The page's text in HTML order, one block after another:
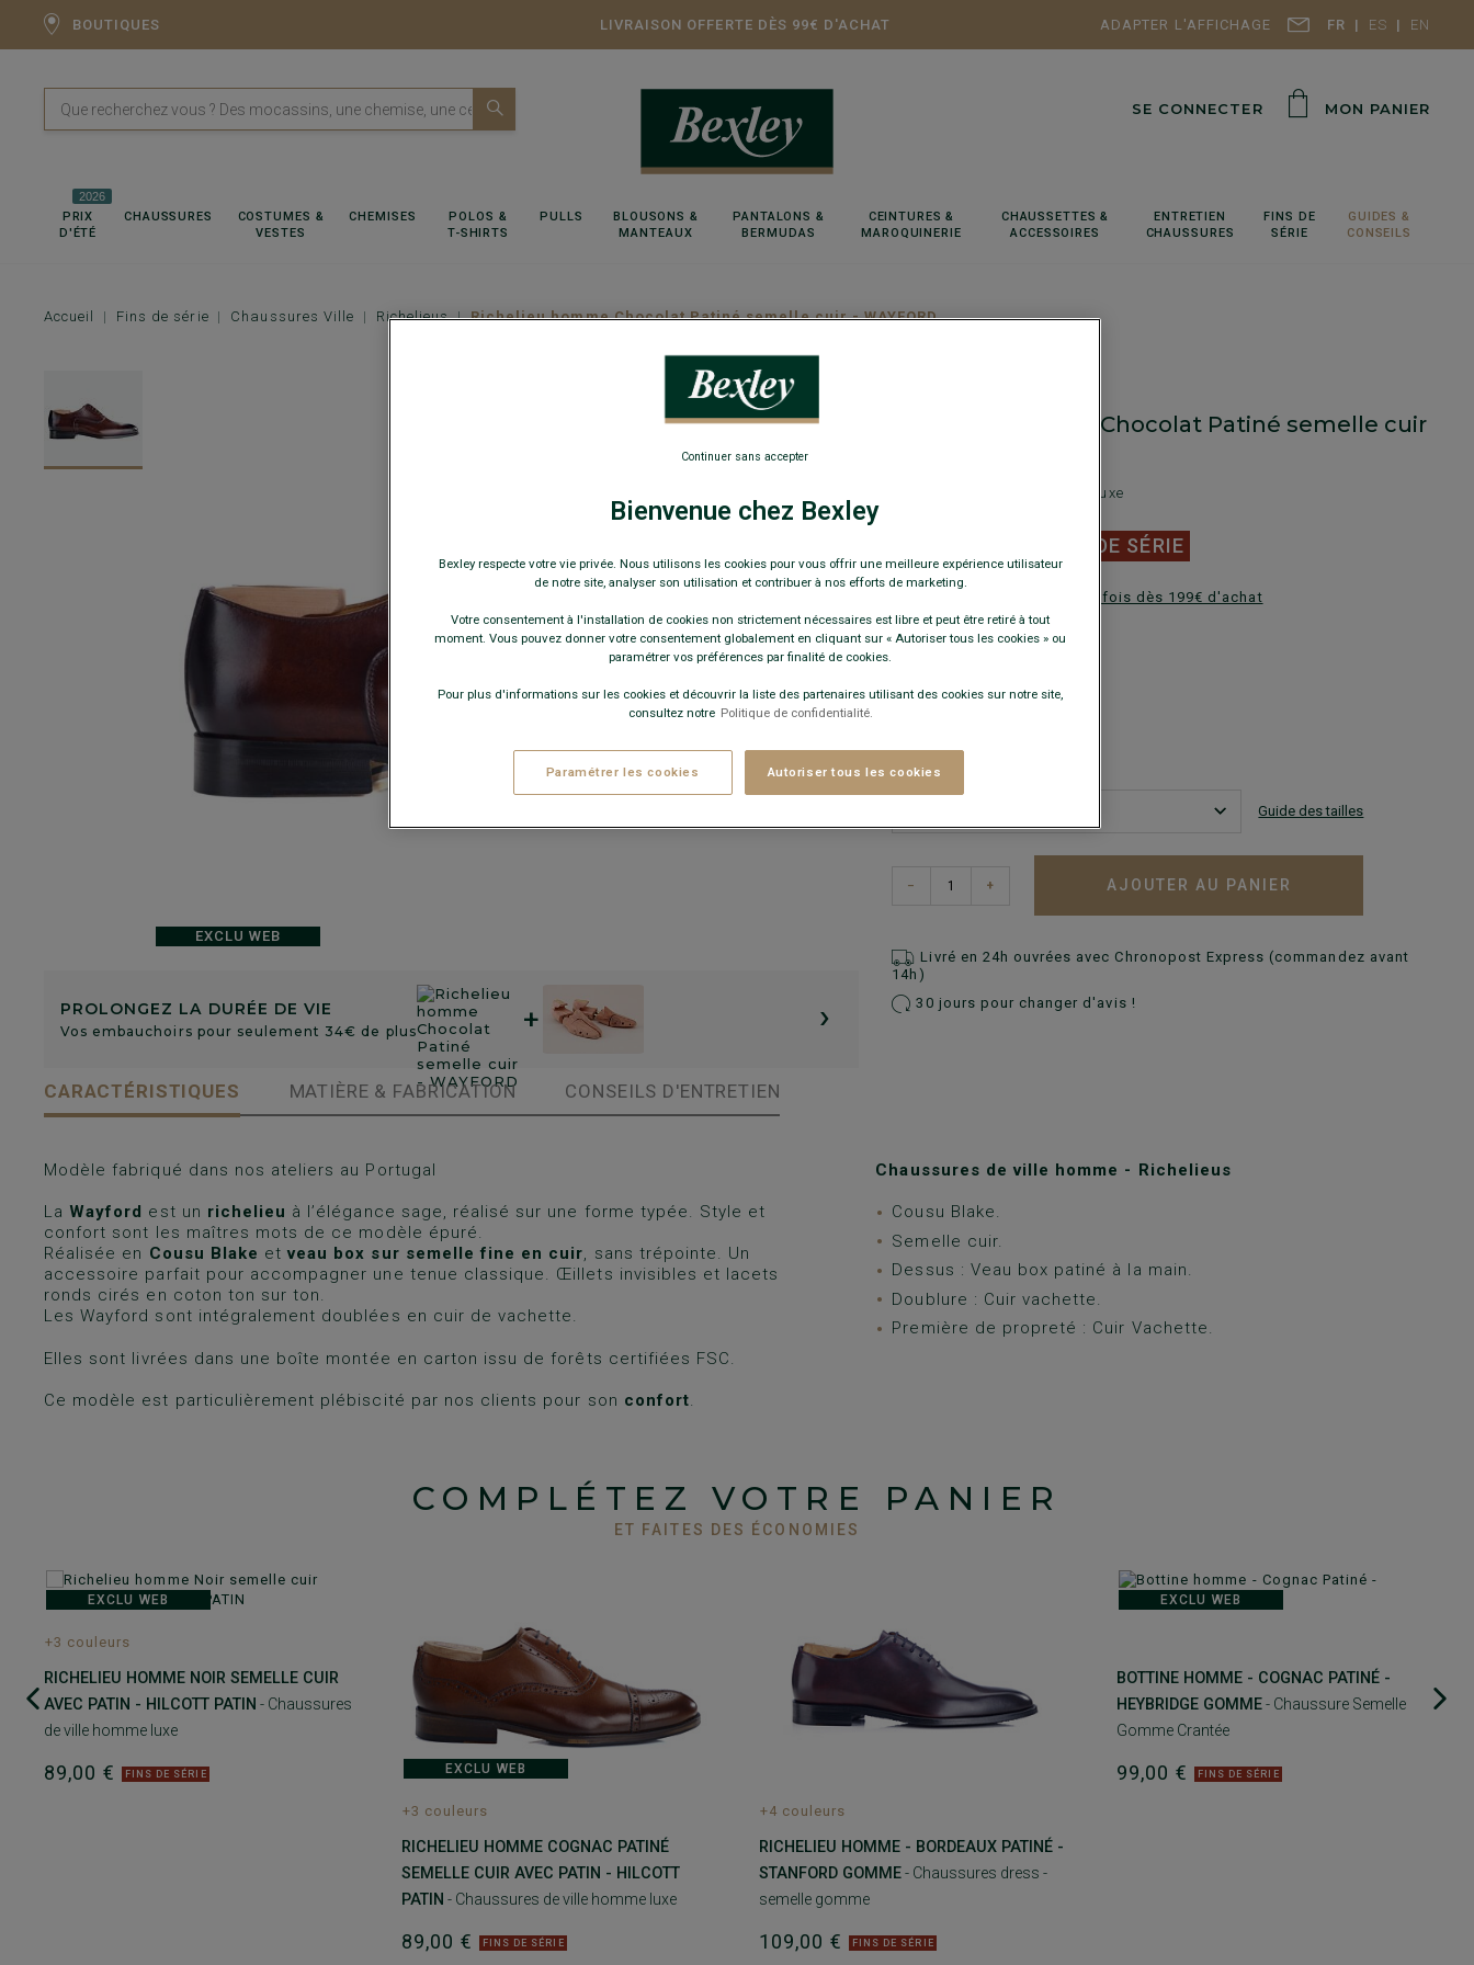
FR ES EN
BOUTIQUES LIVRAISON OFFERTE DÈS 99€ D'ACHAT ADAPTER L'AFFICHAGE
SE CONNECTER MON PANIER
PRIX
D'ÉTÉ
2026
CHAUSSURES
COSTUMES &
VESTES
CHEMISES
POLOS &
T-SHIRTS
PULLS
BLOUSONS &
MANTEAUX
PANTALONS &
BERMUDAS
CEINTURES &
MAROQUINERIE
CHAUSSETTES &
ACCESSOIRES
ENTRETIEN
CHAUSSURES
FINS DE
SÉRIE
GUIDES &
CONSEILS
Accueil Fins de série Chaussures Ville Richelieus Richelieu homme Chocolat Patiné semelle cuir - WAYFORD
Richelieu homme Chocolat Patiné semelle cuir
Chaussures de ville homme luxe
FINS DE SÉRIE
Payez en plusieurs fois dès 199€ d'achat
COULEURS DISPONIBLES
Guide des tailles
− + AJOUTER AU PANIER
Livré en 24h ouvrées avec Chronopost Express (commandez avant
14h)
30 jours pour changer d'avis !
EXCLU WEB
PROLONGEZ LA DURÉE DE VIE
Vos embauchoirs pour seulement 34€ de plus ›
+
CARACTÉRISTIQUES MATIÈRE & FABRICATION CONSEILS D'ENTRETIEN
Modèle fabriqué dans nos ateliers au Portugal
LaWayford est un richelieu à l’élégance sage, réalisé sur une forme typée. Style et
confort sont les maîtres mots de ce modèle épuré.
Réalisée en Cousu Blake etveau box sur semelle fine en cuir, sans trépointe. Un
accessoire parfait pour accompagner une tenue classique. Œillets invisibles et lacets
ronds cirés en coton ton sur ton.
Les Wayford sont intégralement doublées en cuir de vachette.
Elles sont livrées dans une boîte montée en carton issu de forêts certifiées FSC.
Ce modèle est particulièrement plébiscité par nos clients pour son confort.
Chaussures de ville homme - Richelieus
Cousu Blake.
Semelle cuir.
Dessus : Veau box patiné à la main.
Doublure : Cuir vachette.
Première de propreté : Cuir Vachette.
COMPLÉTEZ VOTRE PANIER
ET FAITES DES ÉCONOMIES
EXCLU WEB
+3 couleurs
RICHELIEU HOMME NOIR SEMELLE CUIR
AVEC PATIN - HILCOTT PATIN - Chaussures
de ville homme luxe
89,00 € FINS DE SÉRIE EXCLU WEB
+3 couleurs
RICHELIEU HOMME COGNAC PATINÉ
SEMELLE CUIR AVEC PATIN - HILCOTT
PATIN - Chaussures de ville homme luxe
89,00 € FINS DE SÉRIE
+4 couleurs
RICHELIEU HOMME - BORDEAUX PATINÉ -
STANFORD GOMME- Chaussures dress -
semelle gomme
109,00 € FINS DE SÉRIE
EXCLU WEB
BOTTINE HOMME - COGNAC PATINÉ -
HEYBRIDGE GOMME- Chaussure Semelle
Gomme Crantée
99,00 € FINS DE SÉRIE
Bienvenue chez Bexley
Bexley respecte votre vie privée. Nous utilisons les cookies pour vous offrir une meilleure expérience utilisateur
de notre site, analyser son utilisation et contribuer à nos efforts de marketing.
Votre consentement à l'installation de cookies non strictement nécessaires est libre et peut être retiré à tout
moment. Vous pouvez donner votre consentement globalement en cliquant sur « Autoriser tous les cookies » ou
paramétrer vos préférences par finalité de cookies.
Pour plus d'informations sur les cookies et découvrir la liste des partenaires utilisant des cookies sur notre site,
consultez notre Politique de confidentialité.
Paramétrer les cookies Autoriser tous les cookies
Continuer sans accepter